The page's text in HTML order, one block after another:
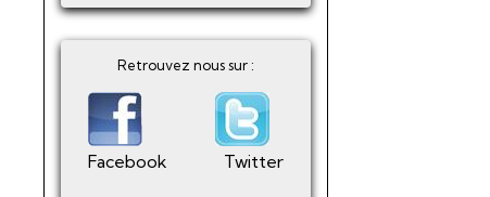
Retrouvez nous sur :
Facebook Twitter